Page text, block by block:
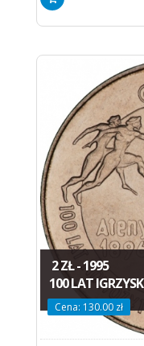
2 ZŁ - 1995
100 LAT IGRZYSK
Cena: 130.00 zł